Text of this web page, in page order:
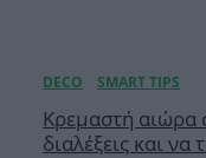
Κρεμαστή αιώρα
διαλέξεις και